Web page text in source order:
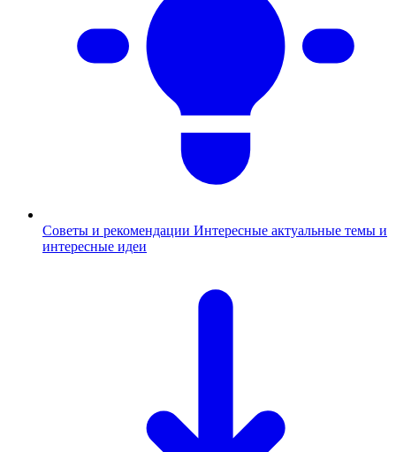
Советы и рекомендации Интересные актуальные темы и
интересные идеи